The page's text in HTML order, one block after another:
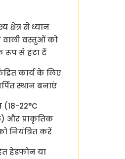
क्षेत्र से ध्यान
वस्तुओं को
रूप से हटा दें
कार्य के लिए
स्थान बनाएं
(18-22°C
प्राकृतिक
नियंत्रित करें
हेडफोन या